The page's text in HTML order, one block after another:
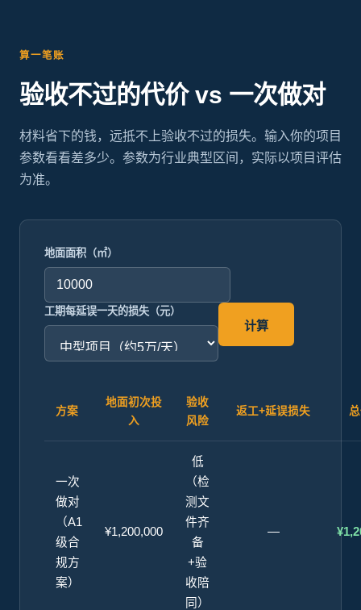
算一笔账
验收不过的代价 vs 一次做对
材料省下的钱，远抵不上验收不过的损失。输入你的项目
参数看看差多少。参数为行业典型区间，实际以项目评估
为准。
地面面积（㎡）
工期每延误一天的损失（元）
计算
方案
地面初次投
入
验收
风险
返工+延误损失
一次
做对
（A1
级合
规方
案）
¥1,200,000
低
（检
测文
件齐
备
+验
收陪
同）
—